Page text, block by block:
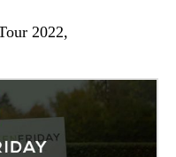
2022,